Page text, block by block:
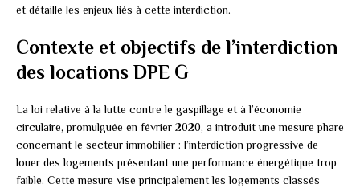
et détaille les enjeux liés à cette interdiction.
Contexte et objectifs de l’interdiction
des locations DPE G
La loi relative à la lutte contre le gaspillage et à l’économie
circulaire, promulguée en février 2020, a introduit une mesure phare
concernant le secteur immobilier : l’interdiction progressive de
louer des logements présentant une performance énergétique trop
faible. Cette mesure vise principalement les logements classés